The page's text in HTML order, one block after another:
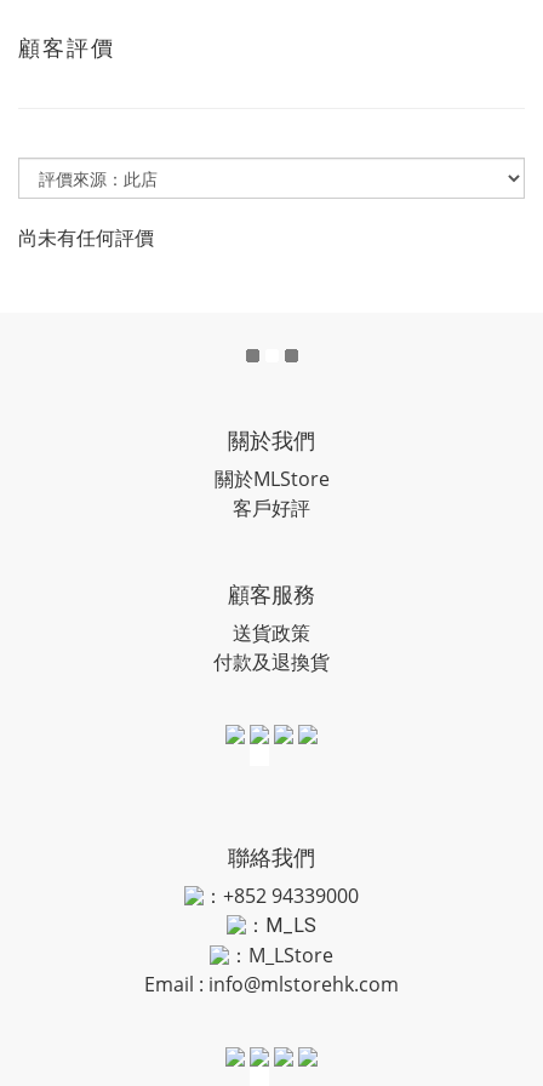
顧客評價
尚未有任何評價
關於我們
關於MLStore
客戶好評
顧客服務
送貨政策
付款及退換貨
聯絡我們
：+852 94339000
： M_LS
：M_LStore
Email : info@mlstorehk.com